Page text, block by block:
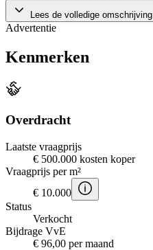
Lees de volledige omschrijving
Advertentie
Kenmerken
Overdracht
Laatste vraagprijs
€ 500.000 kosten koper
Vraagprijs per m²
€ 10.000
Status
Verkocht
Bijdrage VvE
€ 96,00 per maand